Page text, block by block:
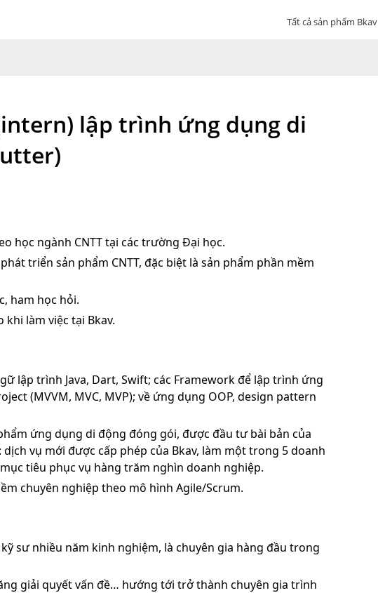
Tất cả sản phẩm Bkav
lập trình ứng dụng di
học ngành CNTT tại các trường Đại học.
triển sản phẩm CNTT, đặc biệt là sản phẩm phần mềm
ham học hỏi.
làm việc tại Bkav.
lập trình Java, Dart, Swift; các Framework để lập trình ứng
(MVVM, MVC, MVP); về ứng dụng OOP, design pattern
ứng dụng di động đóng gói, được đầu tư bài bản của
vụ mới được cấp phép của Bkav, làm một trong 5 doanh
tiêu phục vụ hàng trăm nghìn doanh nghiệp.
chuyên nghiệp theo mô hình Agile/Scrum.
sư nhiều năm kinh nghiệm, là chuyên gia hàng đầu trong
giải quyết vấn đề… hướng tới trở thành chuyên gia trình